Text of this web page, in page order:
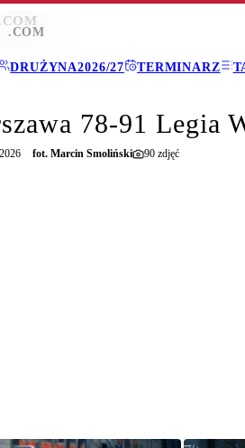
.COM
DRUŻYNA2026/27 TERMINARZ
.COM
78-91 Legia
fot. Marcin Smoliński 90 zdjęć